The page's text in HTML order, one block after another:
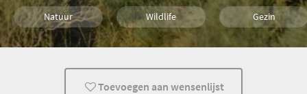
Natuur Wildlife Gezin
Luxe Safari Dieren
Toevoegen aan wensenlijst